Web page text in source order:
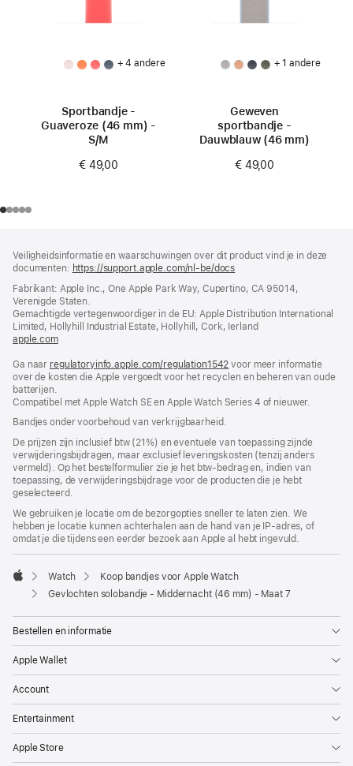
+ 4 andere
Sportbandje -
Guaveroze (46 mm) -
S/M
€ 49,00
+ 1 andere
Geweven
sportbandje -
Dauwblauw (46 mm)
€ 49,00
Veiligheidsinformatie en waarschuwingen over dit product vind je in deze
documenten: https://support.apple.com/nl-be/docs
nieuw
geopend)
Fabrikant: Apple Inc., One Apple Park Way, Cupertino, CA 95014,
Verenigde Staten.
Gemachtigde vertegenwoordiger in de EU: Apple Distribution International
Limited, Hollyhill Industrial Estate, Hollyhill, Cork, Ierland
apple.com(wordt
nieuw
venster
Ga naar regulatoryinfo.apple.com/regulation1542 (wordt
in
venster
voor meer informatie
over de kosten die Apple vergoedt voor het recyclen en beheren van oude
batterijen.
Compatibel met Apple Watch SE en Apple Watch Series 4 of nieuwer.
Bandjes onder voorbehoud van verkrijgbaarheid.
De prijzen zijn inclusief btw (21%) en eventuele van toepassing zijnde
verwijderingsbijdragen, maar exclusief leveringskosten (tenzij anders
vermeld). Op het bestelformulier zie je het btw-bedrag en, indien van
toepassing, de verwijderingsbijdrage voor de producten die je hebt
geselecteerd.
We gebruiken je locatie om de bezorgopties sneller te laten zien. We
hebben je locatie kunnen achterhalen aan de hand van je IP-adres, of
omdat je die tijdens een eerder bezoek aan Apple al hebt ingevuld.
Apple
Watch
Koop bandjes voor Apple Watch
Gevlochten solobandje - Middernacht (46 mm) - Maat 7
Bestellen en informatie
Apple Wallet
Account
Entertainment
Apple Store